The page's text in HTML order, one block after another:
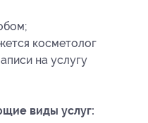
косметолог
на услугу
виды услуг: